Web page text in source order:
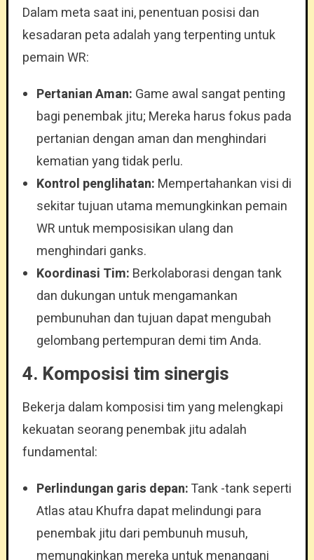
Dalam meta saat ini, penentuan posisi dan
kesadaran peta adalah yang terpenting untuk
pemain WR:
Pertanian Aman: Game awal sangat penting
bagi penembak jitu; Mereka harus fokus pada
pertanian dengan aman dan menghindari
kematian yang tidak perlu.
Kontrol penglihatan: Mempertahankan visi di
sekitar tujuan utama memungkinkan pemain
WR untuk memposisikan ulang dan
menghindari ganks.
Koordinasi Tim: Berkolaborasi dengan tank
dan dukungan untuk mengamankan
pembunuhan dan tujuan dapat mengubah
gelombang pertempuran demi tim Anda.
4. Komposisi tim sinergis
Bekerja dalam komposisi tim yang melengkapi
kekuatan seorang penembak jitu adalah
fundamental:
Perlindungan garis depan:Tank -tank seperti
Atlas atau Khufra dapat melindungi para
penembak jitu dari pembunuh musuh,
memungkinkan mereka untuk menangani